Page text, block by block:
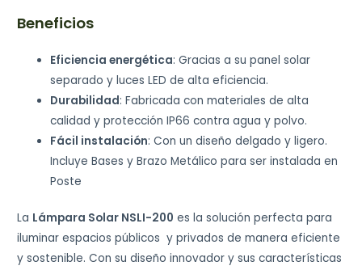
Beneficios
Eficiencia energética: Gracias a su panel solar
separado y luces LED de alta eficiencia.
Durabilidad: Fabricada con materiales de alta
calidad y protección IP66 contra agua y polvo.
Fácil instalación: Con un diseño delgado y ligero.
Incluye Bases y Brazo Metálico para ser instalada en
Poste
La Lámpara Solar NSLI-200 es la solución perfecta para
iluminar espacios públicos y privados de manera eficiente
y sostenible. Con su diseño innovador y sus características